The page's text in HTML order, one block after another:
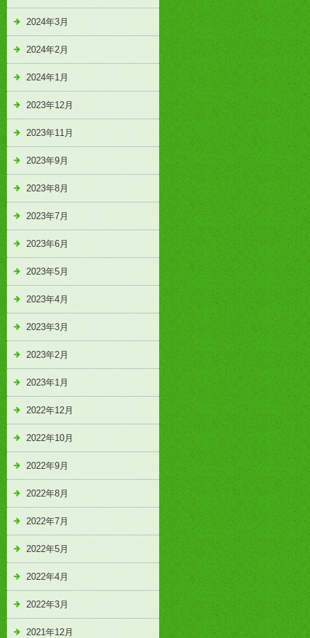
2024年3月
2024年2月
2024年1月
2023年12月
2023年11月
2023年9月
2023年8月
2023年7月
2023年6月
2023年5月
2023年4月
2023年3月
2023年2月
2023年1月
2022年12月
2022年10月
2022年9月
2022年8月
2022年7月
2022年5月
2022年4月
2022年3月
2021年12月